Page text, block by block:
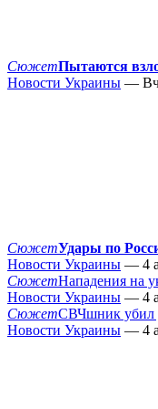
СюжетПытаются
Новости Украины —
СюжетУдары по
Новости Украины — 4
СюжетНападения на
Новости Украины — 4
СюжетСВЧшник убил
Новости Украины — 4